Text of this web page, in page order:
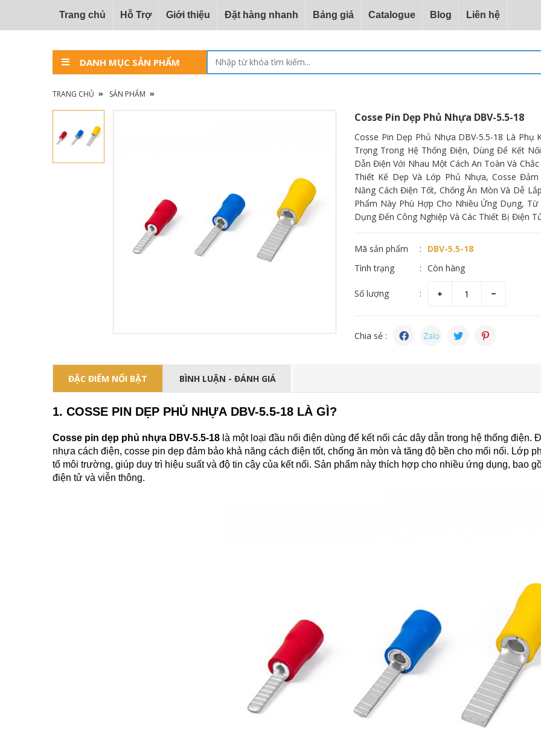
Trang chủ Hỗ Trợ Giới thiệu Đặt hàng nhanh Bảng giá Catalogue Blog Liên hệ
DANH MỤC SẢN PHẨM
TRANG CHỦ SẢN PHẨM
Cosse Pin Dẹp Phủ Nhựa DBV-5.5-18
Cosse Pin Dẹp Phủ Nhựa DBV-5.5-18 Là Phụ
Trọng Trong Hệ Thống Điện, Dùng Để Kết
Dẫn Điện Với Nhau Một Cách An Toàn Và Chắc
Thiết Kế Dẹp Và Lớp Phủ Nhựa, Cosse
Năng Cách Điện Tốt, Chống Ăn Mòn Và Dễ
Phẩm Này Phù Hợp Cho Nhiều Ứng Dụng,
Dụng Đến Công Nghiệp Và Các Thiết Bị Điện
Mã sản phẩm
DBV-5.5-18
Tình trạng
Còn hàng
Số lượng
Chia sẻ :
ĐẶC ĐIỂM NỔI BẬT BÌNH LUẬN - ĐÁNH GIÁ
1. COSSE PIN DẸP PHỦ NHỰA DBV-5.5-18 LÀ GÌ?
Cosse pin dẹp phủ nhựa DBV-5.5-18 là một loại đầu nối điện dùng để kết nối các dây dẫn trong hệ thống
nhựa cách điện, cosse pin dẹp đảm bảo khả năng cách điện tốt, chống ăn mòn và tăng độ bền cho mối nối. Lớp
tố môi trường, giúp duy trì hiệu suất và độ tin cậy của kết nối. Sản phẩm này thích hợp cho nhiều ứng dụng, bao
điện tử và viễn thông.